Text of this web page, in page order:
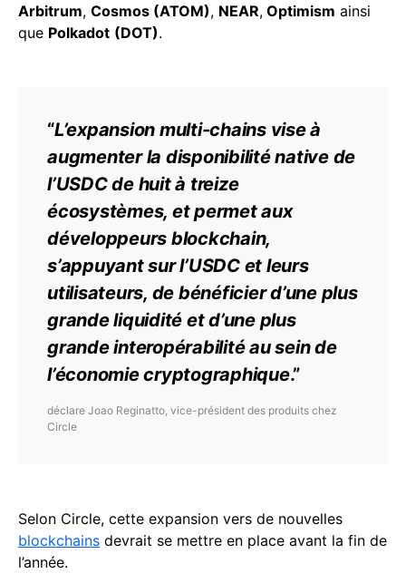
Arbitrum, Cosmos (ATOM), NEAR, Optimism ainsi
que Polkadot (DOT).
“L’expansion multi-chains vise à
augmenter la disponibilité native de
l’USDC de huit à treize
écosystèmes, et permet aux
développeurs blockchain,
s’appuyant sur l’USDC et leurs
utilisateurs, de bénéficier d’une plus
grande liquidité et d’une plus
grande interopérabilité au sein de
l’économie cryptographique.”
déclare Joao Reginatto, vice-président des produits chez
Circle
Selon Circle, cette expansion vers de nouvelles
blockchains devrait se mettre en place avant la fin de
l’année.